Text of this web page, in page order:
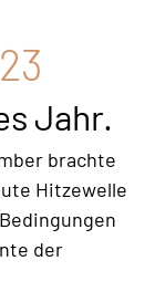
Jahr.
brachte
Hitzewelle
der